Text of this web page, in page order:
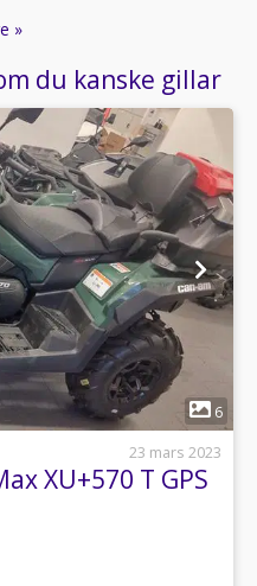
»
du kanske gillar
6
23 mars 2023
XU+570 T GPS